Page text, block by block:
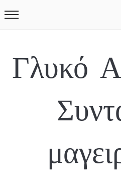
Γλυκό